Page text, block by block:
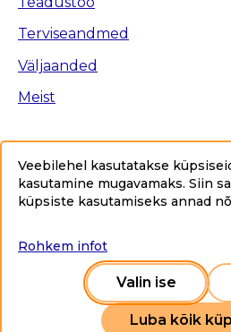
Terviseandmed
Väljaanded
Meist
Copyright © 2025 Tervise Arengu
Kõik õigused kaitstud.
Ligipääsetavus
Veebilehel kasutatakse
kasutamine mugavamaks. Siin
küpsiste kasutamiseks annad
Rohkem infot
Valin ise
Luba kõik